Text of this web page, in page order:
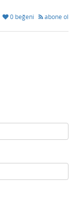
0 beğeni abone ol